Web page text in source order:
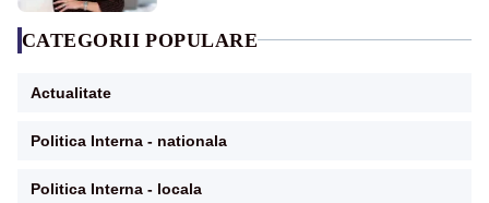
CATEGORII POPULARE
Actualitate
Politica Interna - nationala
Politica Interna - locala